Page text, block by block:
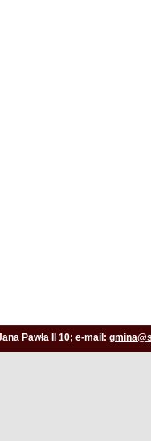
Pawła II 10; e-mail: